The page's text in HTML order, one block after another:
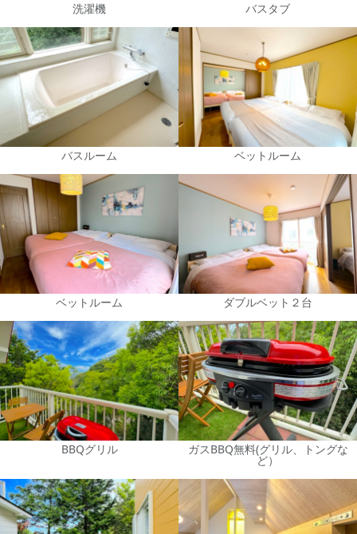
洗濯機 バスタブ
バスルーム ベットルーム
ベットルーム ダブルベット２台
BBQグリル ガスBBQ無料(グリル、トングな
ど）